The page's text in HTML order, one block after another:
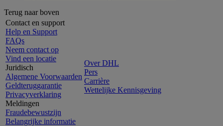
Terug naar boven
Contact en support
Help en Support
FAQs
Neem contact op
Vind een locatie
Juridisch
Algemene Voorwaarden
Geldteruggarantie
Privacyverklaring
Meldingen
Fraudebewustzijn
Belangrijke informatie
Over DHL
Pers
Carrière
Wettelijke Kennisgeving